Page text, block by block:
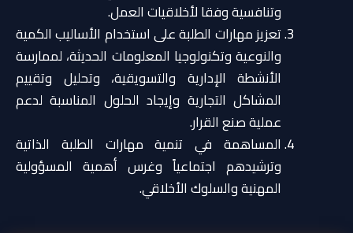
وتنافسية وفقا لأخلاقيات العمل.
تعزيز مهارات الطلبة على استخدام الأساليب الكمية
والنوعية وتكنولوجيا المعلومات الحديثة، لممارسة
الأنشطة الإدارية والتسويقية، وتحليل وتقييم
المشاكل التجارية وإيجاد الحلول المناسبة لدعم
عملية صنع القرار.
المساهمة في تنمية مهارات الطلبة الذاتية
وترشيدهم اجتماعياً وغرس أهمية المسؤولية
المهنية والسلوك الأخلاقي.